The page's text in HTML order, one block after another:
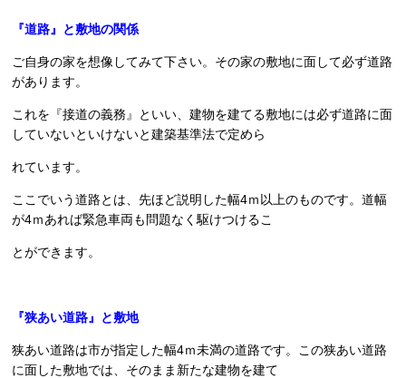
『道路』と敷地の関係
ご自身の家を想像してみて下さい。その家の敷地に面して必ず道路
があります。
これを『接道の義務』といい、建物を建てる敷地には必ず道路に面
していないといけないと建築基準法で定めら
れています。
ここでいう道路とは、先ほど説明した幅4ｍ以上のものです。道幅
が4ｍあれば緊急車両も問題なく駆けつけるこ
とができます。
『狭あい道路』と敷地
狭あい道路は市が指定した幅4ｍ未満の道路です。この狭あい道路
に面した敷地では、そのまま新たな建物を建て